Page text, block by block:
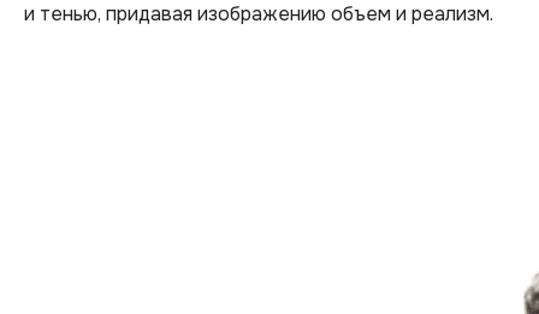
и тенью, придавая изображению объем и реализм.